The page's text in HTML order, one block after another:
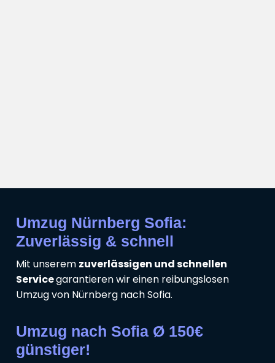
Umzug Nürnberg Sofia:
Zuverlässig & schnell
Mit unserem zuverlässigen und schnellen
Servicegarantieren wir einen reibungslosen
Umzug von Nürnberg nach Sofia.
Umzug nach Sofia Ø 150€
günstiger!